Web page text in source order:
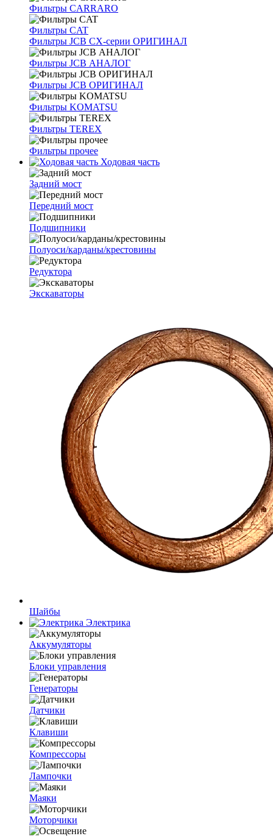
Фильтры CARRARO
Фильтры CAT
Фильтры JCB CX-серии ОРИГИНАЛ
Фильтры JCB АНАЛОГ
Фильтры JCB ОРИГИНАЛ
Фильтры KOMATSU
Фильтры TEREX
Фильтры прочее
Ходовая часть
Задний мост
Передний мост
Подшипники
Полуоси/карданы/крестовины
Редуктора
Экскаваторы
Шайбы
Электрика
Аккумуляторы
Блоки управления
Генераторы
Датчики
Клавиши
Компрессоры
Лампочки
Маяки
Моторчики